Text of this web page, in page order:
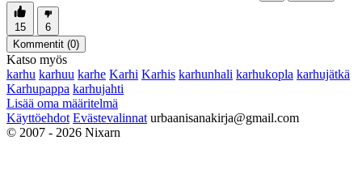
15
6
Kommentit (0)
Katso myös
karhu karhuu karhe Karhi Karhis karhunhali karhukopla karhujätkä
Karhupappa karhujahti
Lisää oma määritelmä
Käyttöehdot Evästevalinnat urbaanisanakirja@gmail.com
© 2007 - 2026 Nixarn